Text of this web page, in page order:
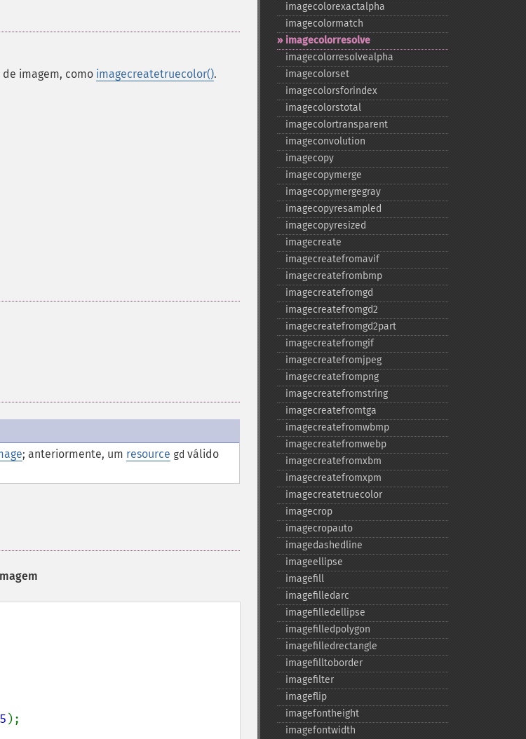
imagem, como imagecreatetruecolor().
; anteriormente, um resource gd válido
imagecolorexactalpha
imagecolormatch
imagecolorresolve
imagecolorresolvealpha
imagecolorset
imagecolorsforindex
imagecolorstotal
imagecolortransparent
imageconvolution
imagecopy
imagecopymerge
imagecopymergegray
imagecopyresampled
imagecopyresized
imagecreate
imagecreatefromavif
imagecreatefrombmp
imagecreatefromgd
imagecreatefromgd2
imagecreatefromgd2part
imagecreatefromgif
imagecreatefromjpeg
imagecreatefrompng
imagecreatefromstring
imagecreatefromtga
imagecreatefromwbmp
imagecreatefromwebp
imagecreatefromxbm
imagecreatefromxpm
imagecreatetruecolor
imagecrop
imagecropauto
imagedashedline
imageellipse
imagefill
imagefilledarc
imagefilledellipse
imagefilledpolygon
imagefilledrectangle
imagefilltoborder
imagefilter
imageflip
imagefontheight
imagefontwidth